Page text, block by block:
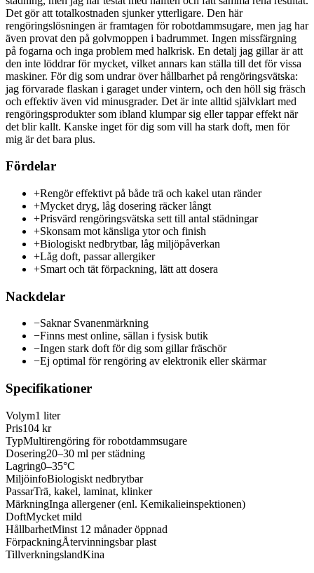
Det gör att totalkostnaden sjunker ytterligare. Den här
rengöringslösningen är framtagen för robotdammsugare, men jag har
även provat den på golvmoppen i badrummet. Ingen missfärgning
på fogarna och inga problem med halkrisk. En detalj jag gillar är att
den inte löddrar för mycket, vilket annars kan ställa till det för vissa
maskiner. För dig som undrar över hållbarhet på rengöringsvätska:
jag förvarade flaskan i garaget under vintern, och den höll sig fräsch
och effektiv även vid minusgrader. Det är inte alltid självklart med
rengöringsprodukter som ibland klumpar sig eller tappar effekt när
det blir kallt. Kanske inget för dig som vill ha stark doft, men för
mig är det bara plus.
Fördelar
+Rengör effektivt på både trä och kakel utan ränder
+Mycket dryg, låg dosering räcker långt
+Prisvärd rengöringsvätska sett till antal städningar
+Skonsam mot känsliga ytor och finish
+Biologiskt nedbrytbar, låg miljöpåverkan
+Låg doft, passar allergiker
+Smart och tät förpackning, lätt att dosera
Nackdelar
−Saknar Svanenmärkning
−Finns mest online, sällan i fysisk butik
−Ingen stark doft för dig som gillar fräschör
−Ej optimal för rengöring av elektronik eller skärmar
Specifikationer
Volym1 liter
Pris104 kr
TypMultirengöring för robotdammsugare
Dosering20–30 ml per städning
Lagring0–35°C
MiljöinfoBiologiskt nedbrytbar
PassarTrä, kakel, laminat, klinker
MärkningInga allergener (enl. Kemikalieinspektionen)
DoftMycket mild
HållbarhetMinst 12 månader öppnad
FörpackningÅtervinningsbar plast
TillverkningslandKina